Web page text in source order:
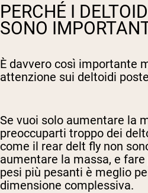
PERCHÉ I
SONO
È davvero così importante
attenzione sui deltoidi
Se vuoi solo aumentare la
preoccuparti troppo dei
come il rear delt fly non
aumentare la massa, e
pesi più pesanti è meglio
dimensione complessiva.